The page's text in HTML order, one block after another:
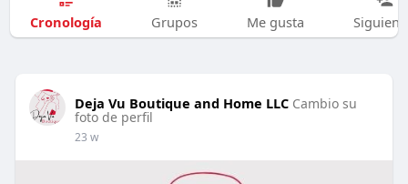
Cronología Grupos Me gusta
Deja Vu Boutique and Home LLC Cambio su
foto de perfil
23 w